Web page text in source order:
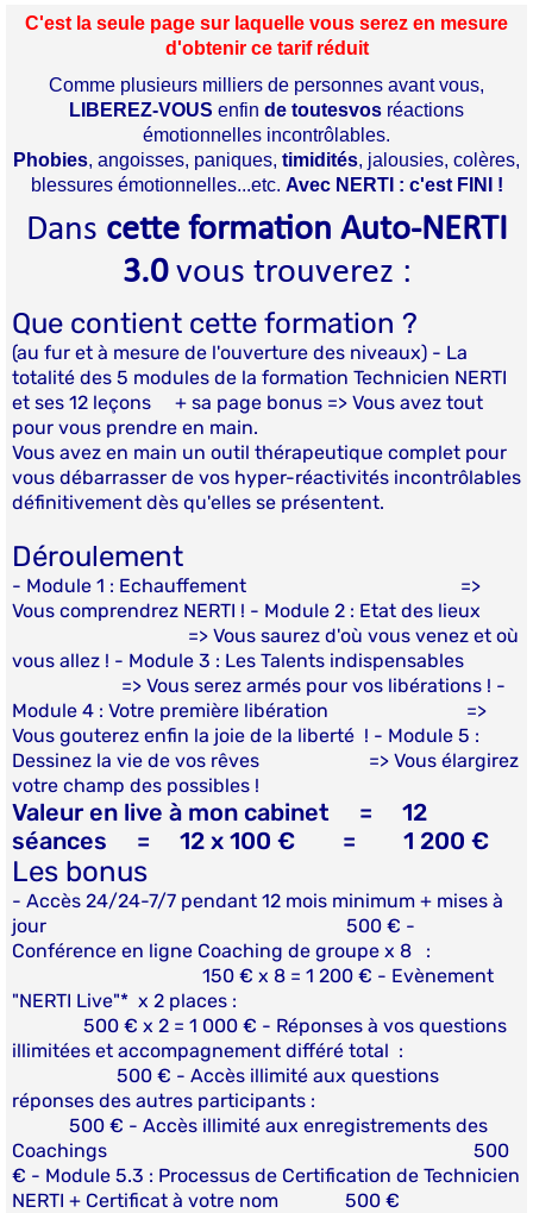
C'est la seule page sur laquelle vous serez en mesure
d'obtenir ce tarif réduit
Comme plusieurs milliers de personnes avant vous,
LIBEREZ-VOUS enfin de toutesvos réactions
émotionnelles incontrôlables.
Phobies, angoisses, paniques, timidités, jalousies, colères,
blessures émotionnelles...etc. Avec NERTI : c'est FINI !
Dans cette formation Auto-NERTI
3.0vous trouverez :
Que contient cette formation ?
(au fur et à mesure de l'ouverture des niveaux) - La
totalité des 5 modules de la formation Technicien NERTI
et ses 12 leçons + sa page bonus => Vous avez tout
pour vous prendre en main.
Vous avez en main un outil thérapeutique complet pour
vous débarrasser de vos hyper-réactivités incontrôlables
définitivement dès qu'elles se présentent.
Déroulement
- Module 1 : Echauffement =>
Vous comprendrez NERTI ! - Module 2 : Etat des lieux
=> Vous saurez d'où vous venez et où
vous allez ! - Module 3 : Les Talents indispensables
=> Vous serez armés pour vos libérations ! -
Module 4 : Votre première libération =>
Vous gouterez enfin la joie de la liberté ! - Module 5 :
Dessinez la vie de vos rêves => Vous élargirez
votre champ des possibles !
Valeur en live à mon cabinet = 12
séances = 12 x 100 € = 1 200 €
Les bonus
- Accès 24/24-7/7 pendant 12 mois minimum + mises à
jour 500 € -
Conférence en ligne Coaching de groupe x 8 :
150 € x 8 = 1 200 € - Evènement
"NERTI Live"* x 2 places :
500 € x 2 = 1 000 € - Réponses à vos questions
illimitées et accompagnement différé total :
500 € - Accès illimité aux questions
réponses des autres participants :
500 € - Accès illimité aux enregistrements des
Coachings 500
€ - Module 5.3 : Processus de Certification de Technicien
NERTI + Certificat à votre nom 500 €